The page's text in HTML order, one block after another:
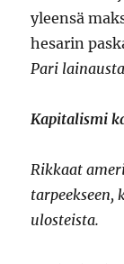
yleensä
hesarin
Pari
Kapitalismi
Rikkaat
ulosteista.